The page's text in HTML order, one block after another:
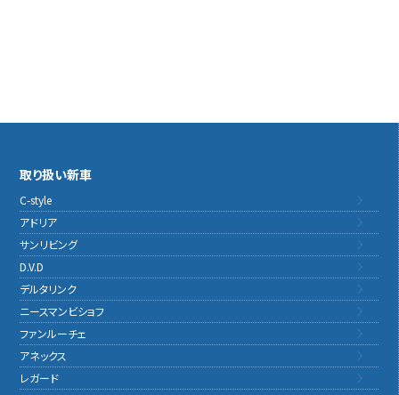
取り扱い新車
C-style
アドリア
サンリビング
D.V.D
デルタリンク
ニースマンビショフ
ファンルーチェ
アネックス
レガード